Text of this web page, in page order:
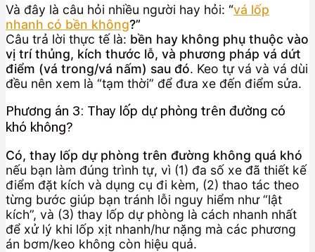
Và đây là câu hỏi nhiều người hay hỏi: “vá lốp
nhanh có bền không?”
Câu trả lời thực tế là: bền hay không phụ thuộc vào
vị trí thủng, kích thước lỗ, và phương pháp vá dứt
điểm (vá trong/vá nấm) sau đó. Keo tự vá và vá dùi
đều nên xem là “tạm thời” để đưa xe đến điểm sửa.
Phương án 3: Thay lốp dự phòng trên đường có
khó không?
Có, thay lốp dự phòng trên đường không quá khó
nếu bạn làm đúng trình tự, vì (1) đa số xe đã thiết kế
điểm đặt kích và dụng cụ đi kèm, (2) thao tác theo
từng bước giúp bạn tránh lỗi nguy hiểm như “lật
kích”, và (3) thay lốp dự phòng là cách nhanh nhất
để xử lý khi lốp xịt nhanh/hư nặng mà các phương
án bơm/keo không còn hiệu quả.